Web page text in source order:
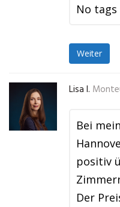
No
Weiter
Lisa I.
Bei
positiv
Der